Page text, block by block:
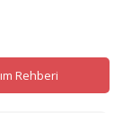
Rehberi